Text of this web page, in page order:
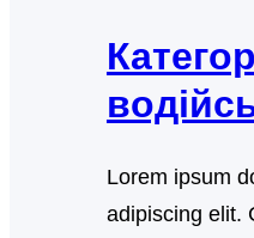
Lorem ipsum
adipiscing elit.